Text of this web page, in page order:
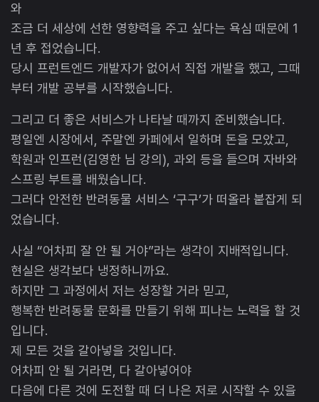
와
조금 더 세상에 선한 영향력을 주고 싶다는 욕심 때문에 1
년 후 접었습니다.
당시 프런트엔드 개발자가 없어서 직접 개발을 했고, 그때
부터 개발 공부를 시작했습니다.
그리고 더 좋은 서비스가 나타날 때까지 준비했습니다.
평일엔 시장에서, 주말엔 카페에서 일하며 돈을 모았고,
학원과 인프런(김영한 님 강의), 과외 등을 들으며 자바와
스프링 부트를 배웠습니다.
그러다 안전한 반려동물 서비스 ‘구구’가 떠올라 붙잡게 되
었습니다.
사실 “어차피 잘 안 될 거야”라는 생각이 지배적입니다.
현실은 생각보다 냉정하니까요.
하지만 그 과정에서 저는 성장할 거라 믿고,
행복한 반려동물 문화를 만들기 위해 피나는 노력을 할 것
입니다.
제 모든 것을 갈아넣을 것입니다.
어차피 안 될 거라면, 다 갈아넣어야
다음에 다른 것에 도전할 때 더 나은 저로 시작할 수 있을